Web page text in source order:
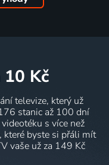
10 Kč
televize, který už
stanic až 100 dní
s více než
byste si přáli mít
vaše už za 149 Kč